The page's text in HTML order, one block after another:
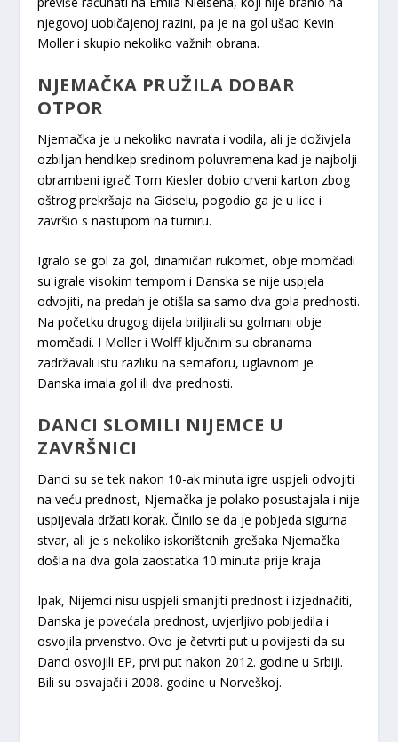
njegovoj uobičajenoj razini, pa je na gol ušao Kevin
Moller i skupio nekoliko važnih obrana.
NJEMAČKA PRUŽILA DOBAR
OTPOR
Njemačka je u nekoliko navrata i vodila, ali je doživjela
ozbiljan hendikep sredinom poluvremena kad je najbolji
obrambeni igrač Tom Kiesler dobio crveni karton zbog
oštrog prekršaja na Gidselu, pogodio ga je u lice i
završio s nastupom na turniru.
Igralo se gol za gol, dinamičan rukomet, obje momčadi
su igrale visokim tempom i Danska se nije uspjela
odvojiti, na predah je otišla sa samo dva gola prednosti.
Na početku drugog dijela briljirali su golmani obje
momčadi. I Moller i Wolff ključnim su obranama
zadržavali istu razliku na semaforu, uglavnom je
Danska imala gol ili dva prednosti.
DANCI SLOMILI NIJEMCE U
ZAVRŠNICI
Danci su se tek nakon 10-ak minuta igre uspjeli odvojiti
na veću prednost, Njemačka je polako posustajala i nije
uspijevala držati korak. Činilo se da je pobjeda sigurna
stvar, ali je s nekoliko iskorištenih grešaka Njemačka
došla na dva gola zaostatka 10 minuta prije kraja.
Ipak, Nijemci nisu uspjeli smanjiti prednost i izjednačiti,
Danska je povećala prednost, uvjerljivo pobijedila i
osvojila prvenstvo. Ovo je četvrti put u povijesti da su
Danci osvojili EP, prvi put nakon 2012. godine u Srbiji.
Bili su osvajači i 2008. godine u Norveškoj.